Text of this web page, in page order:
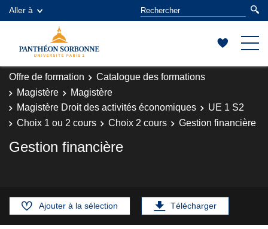
Aller à
Offre de formation
Catalogue des formations
Magistère
Magistère
Magistère Droit des activités économiques
UE 1 S2
Choix 1 ou 2 cours
Choix 2 cours Gestion financière
Gestion financière
Ajouter à la sélection Télécharger